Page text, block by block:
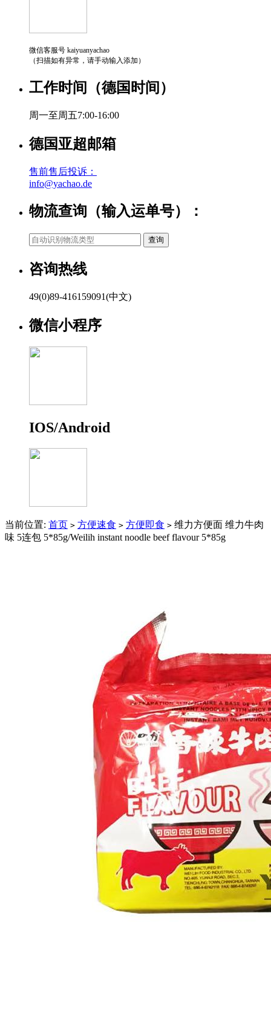
微信客服号 kaiyuanyachao
（扫描如有异常，请手动输入添加）
工作时间（德国时间）
周一至周五7:00-16:00
德国亚超邮箱
售前售后投诉：
info@yachao.de
物流查询（输入运单号）：
咨询热线
49(0)89-416159091(中文)
微信小程序
IOS/Android
当前位置: 首页 > 方便速食 > 方便即食 > 维力方便面 维力牛肉
味 5连包 5*85g/Weilih instant noodle beef flavour 5*85g